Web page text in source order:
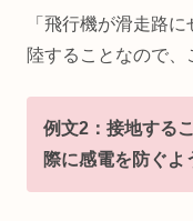
「飛行機が滑走路
陸することなので、
例文2：接地する
際に感電を防ぐよ